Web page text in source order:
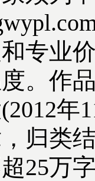
专业
。作
年
归类
25万